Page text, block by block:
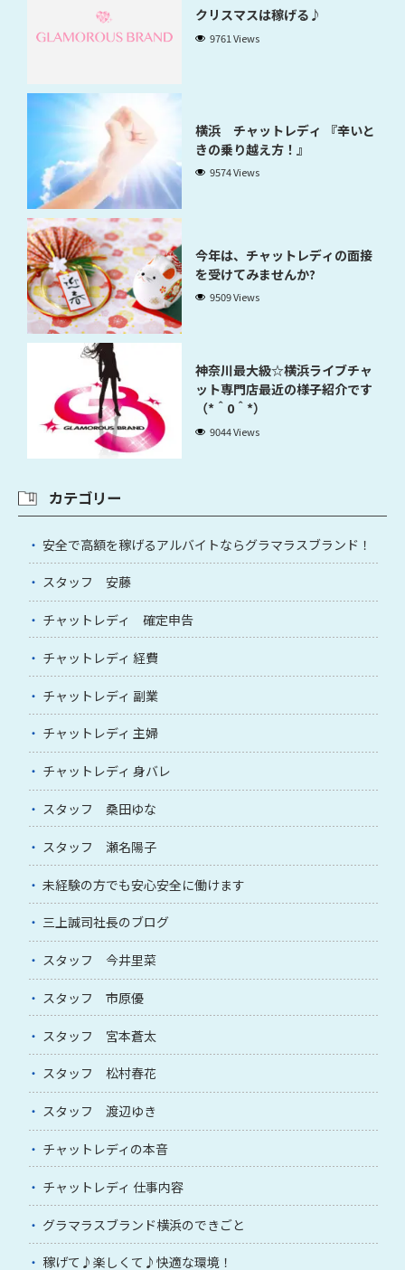
クリスマスは稼げる♪
9761 Views
横浜 チャットレディ 『辛いと
きの乗り越え方！』
9574 Views
今年は、チャットレディの面接
を受けてみませんか?
9509 Views
神奈川最大級☆横浜ライブチャ
ット専門店最近の様子紹介です
（*＾0＾*）
9044 Views
カテゴリー
安全で高額を稼げるアルバイトならグラマラスブランド！
スタッフ 安藤
チャットレディ 確定申告
チャットレディ 経費
チャットレディ 副業
チャットレディ 主婦
チャットレディ 身バレ
スタッフ 桑田ゆな
スタッフ 瀬名陽子
未経験の方でも安心安全に働けます
三上誠司社長のブログ
スタッフ 今井里菜
スタッフ 市原優
スタッフ 宮本蒼太
スタッフ 松村春花
スタッフ 渡辺ゆき
チャットレディの本音
チャットレディ 仕事内容
グラマラスブランド横浜のできごと
稼げて♪楽しくて♪快適な環境！